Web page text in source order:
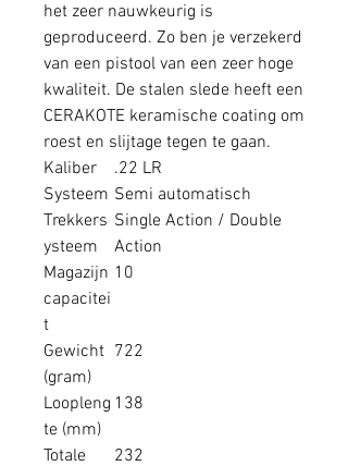
het zeer nauwkeurig is
geproduceerd. Zo ben je verzekerd
van een pistool van een zeer hoge
kwaliteit. De stalen slede heeft een
CERAKOTE keramische coating om
roest en slijtage tegen te gaan.
Kaliber
.22 LR
Systeem Semi automatisch
Trekkers
ysteem
Single Action / Double
Action
Magazijn
capacitei
t
10
Gewicht
(gram)
722
Loopleng
te (mm)
138
Totale
232